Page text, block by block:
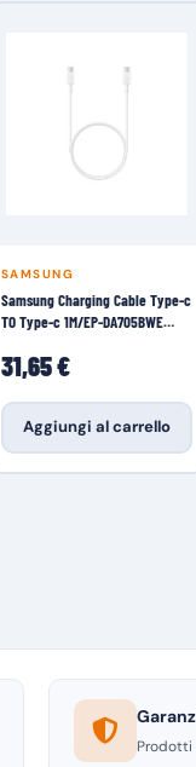
SAMSUNG
Samsung Charging Cable Type-c
TO Type-c 1M/EP-DA705BWE
31,65 €
Aggiungi al carrello
Prodotti